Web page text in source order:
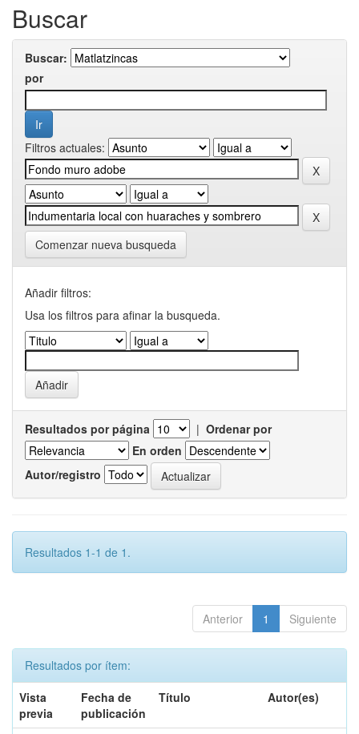
Buscar
Buscar:
por
Filtros actuales:
Comenzar nueva busqueda
Añadir filtros:
Usa los filtros para afinar la busqueda.
Resultados por página | Ordenar por
En orden
Autor/registro
Resultados 1-1 de 1.
Anterior 1 Siguiente
Resultados por ítem:
Vista
previa
Fecha de
publicación
Título Autor(es)